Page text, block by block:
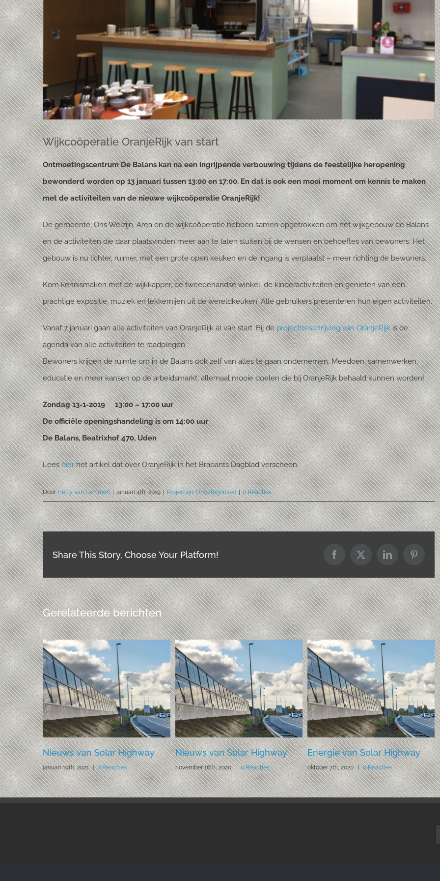
Wijkcoöperatie OranjeRijk van start
Ontmoetingscentrum De Balans kan na een ingrijpende verbouwing tijdens de feestelijke heropening
bewonderd worden op 13 januari tussen 13:00 en 17:00. En dat is ook een mooi moment om kennis te maken
met de activiteiten van de nieuwe wijkcoöperatie OranjeRijk!
De gemeente, Ons Welzijn, Area en de wijkcoöperatie hebben samen opgetrokken om het wijkgebouw de Balans
en de activiteiten die daar plaatsvinden meer aan te laten sluiten bij de wensen en behoeftes van bewoners. Het
gebouw is nu lichter, ruimer, met een grote open keuken en de ingang is verplaatst – meer richting de bewoners.
Kom kennismaken met de wijkkapper, de tweedehandse winkel, de kinderactiviteiten en genieten van een
prachtige expositie, muziek en lekkernijen uit de wereldkeuken. Alle gebruikers presenteren hun eigen activiteiten.
Vanaf 7 januari gaan alle activiteiten van OranjeRijk al van start. Bij deprojectbeschrijving van OranjeRijkis de
agenda van alle activiteiten te raadplegen.
Bewoners krijgen de ruimte om in de Balans ook zelf van alles te gaan ondernemen. Meedoen, samenwerken,
educatie en meer kansen op de arbeidsmarkt; allemaal mooie doelen die bij OranjeRijk behaald kunnen worden!
Zondag 13-1-2019 13:00 – 17:00 uur
De officiële openingshandeling is om 14:00 uur
De Balans, Beatrixhof 470, Uden
Leeshierhet artikel dat over OranjeRijk in het Brabants Dagblad verscheen.
DoorHetty van Lemmen | januari 4th, 2019 | Projecten,Uncategorized | 0 Reacties
Share This Story, Choose Your Platform! Facebook
X LinkedIn
Gerelateerde berichten
Nieuws van Solar Highway
januari 19th, 2021 | 0 Reacties
Nieuws van Solar Highway
november 16th, 2020 | 0 Reacties
Energie van Solar Highway
oktober 7th, 2020 | 0 Reacties